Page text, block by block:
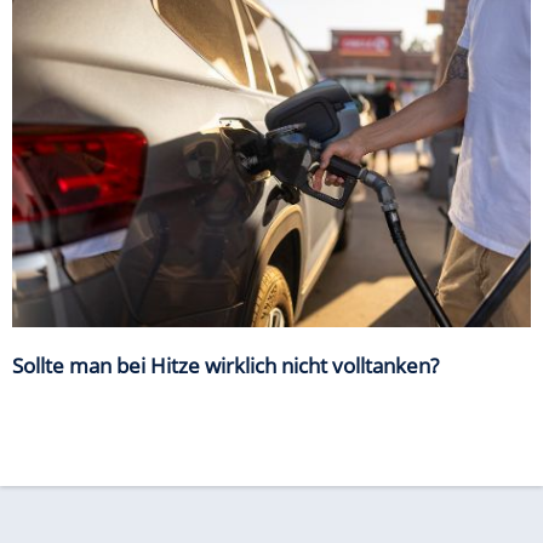
Sollte man bei Hitze wirklich nicht volltanken?